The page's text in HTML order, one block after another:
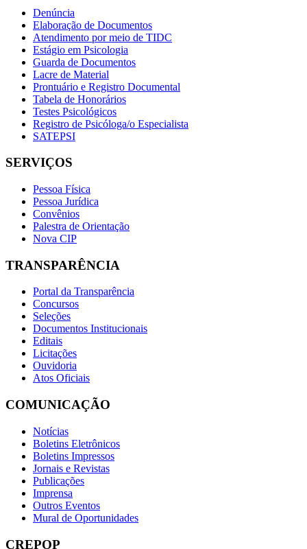
Denúncia
Elaboração de Documentos
Atendimento por meio de TIDC
Estágio em Psicologia
Guarda de Documentos
Lacre de Material
Prontuário e Registro Documental
Tabela de Honorários
Testes Psicológicos
Registro de Psicóloga/o Especialista
SATEPSI
SERVIÇOS
Pessoa Física
Pessoa Jurídica
Convênios
Palestra de Orientação
Nova CIP
TRANSPARÊNCIA
Portal da Transparência
Concursos
Seleções
Documentos Institucionais
Editais
Licitações
Ouvidoria
Atos Oficiais
COMUNICAÇÃO
Notícias
Boletins Eletrônicos
Boletins Impressos
Jornais e Revistas
Publicações
Imprensa
Outros Eventos
Mural de Oportunidades
CREPOP